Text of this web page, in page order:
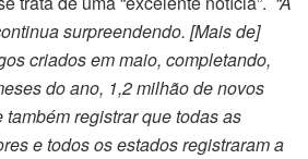
surpreendendo. [Mais de]
criados em maio, completando,
do ano, 1,2 milhão de novos
registrar que todas as
e todos os estados registraram a